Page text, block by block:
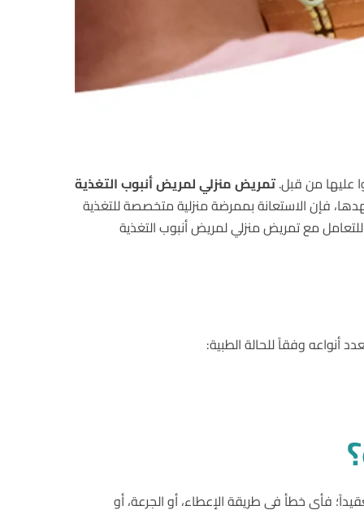
عليها من قبل.تمريضمنزليلمريضأنبوبالتغذية
فإن الاستعانة بممرضة منزلية متخصصة للتغذية
مع تمريض منزلي لمريض أنبوب التغذية
أنواعه وفقاً للحالة الطبية:
فأي خطأ في طريقة الإعطاء، أو الجرعة، أو